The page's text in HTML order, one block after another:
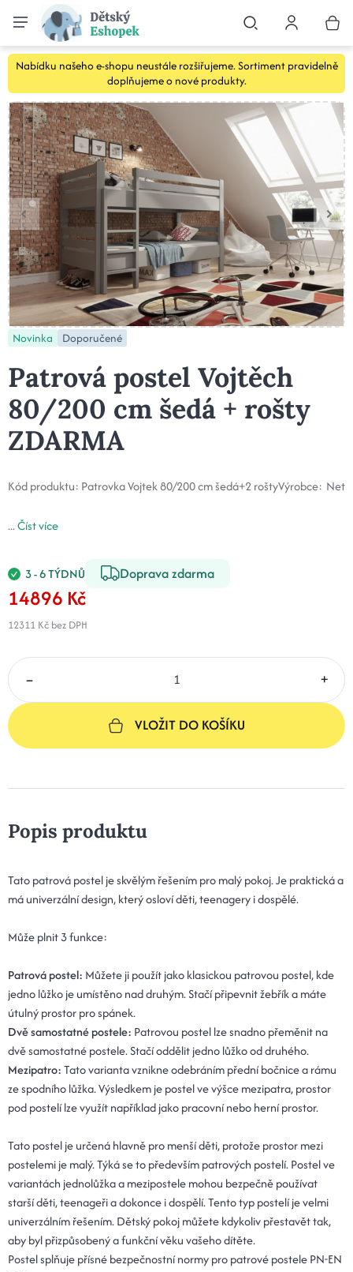
Nabídku našeho e-shopu neustále rozšiřujeme. Sortiment pravidelně
doplňujeme o nové produkty.
Novinka Doporučené
Patrová postel Vojtěch
80/200 cm šedá + rošty
ZDARMA
Kód produktu: Patrovka Vojtek 80/200 cm šedá+2 roštyVýrobce: Net
...Číst více
3 - 6 TÝDNŮ Doprava zdarma
14896 Kč
12311 Kč bez DPH
– +
VLOŽIT DO KOŠÍKU
Popis produktu
Tato patrová postel je skvělým řešením pro malý pokoj. Je praktická a
má univerzální design, který osloví děti, teenagery i dospělé.
Může plnit 3 funkce:
Patrová postel: Můžete ji použít jako klasickou patrovou postel, kde
jedno lůžko je umístěno nad druhým. Stačí připevnit žebřík a máte
útulný prostor pro spánek.
Dvě samostatné postele: Patrovou postel lze snadno přeměnit na
dvě samostatné postele. Stačí oddělit jedno lůžko od druhého.
Mezipatro:Tato varianta vznikne odebráním přední bočnice a rámu
ze spodního lůžka. Výsledkem je postel ve výšce mezipatra, prostor
pod postelí lze využít například jako pracovní nebo herní prostor.
Tato postel je určená hlavně pro menší děti, protože prostor mezi
postelemi je malý. Týká se to především patrových postelí. Postel ve
variantách jednolůžka a mezipostele mohou bezpečně používat
starší děti, teenageři a dokonce i dospělí. Tento typ postelí je velmi
univerzálním řešením. Dětský pokoj můžete kdykoliv přestavět tak,
aby byl přizpůsobený a funkční věku vašeho dítěte.
Postel splňuje přísné bezpečnostní normy pro patrové postele PN-EN